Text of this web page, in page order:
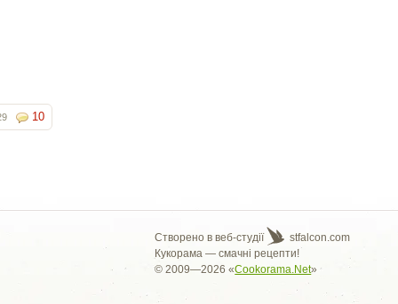
10
Створено в веб-студії
stfalcon.com
Кукорама — смачні рецепти!
© 2009—2026 «Cookorama.Net»